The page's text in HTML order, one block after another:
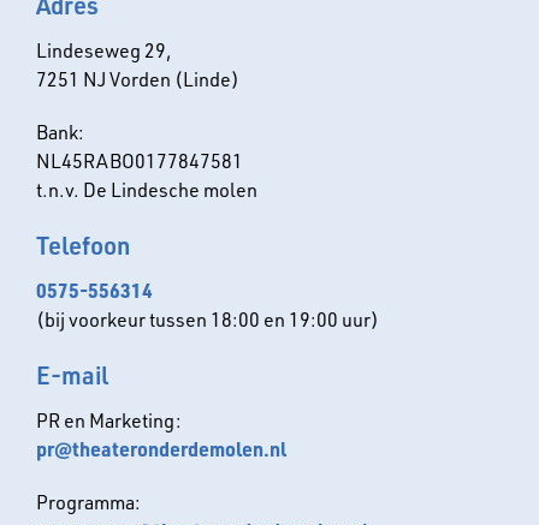
Vrienden
Galerij
Contact
Lindeseweg 29,
7251 NJ Vorden (Linde)
Bank:
NL45RABO0177847581
t.n.v. De Lindesche molen
Telefoon
0575-556314
(bij voorkeur tussen 18:00 en 19:00 uur)
E-mail
PR en Marketing:
pr@theateronderdemolen.nl
Programma: